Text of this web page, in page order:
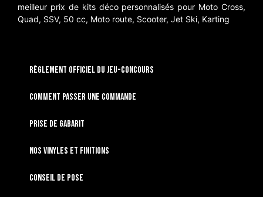
meilleur prix de kits déco personnalisés pour Moto Cross,
Quad, SSV, 50 cc, Moto route, Scooter, Jet Ski, Karting
RÈGLEMENT OFFICIEL DU JEU-CONCOURS
Comment passer une commande
Prise de gabarit
Nos vinyles et finitions
Conseil de pose